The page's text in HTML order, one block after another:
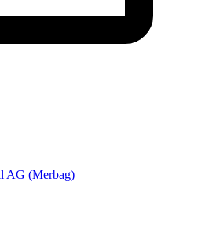
AG (Merbag)